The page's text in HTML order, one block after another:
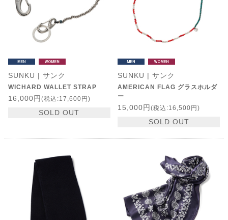
SUNKU | サンク
WICHARD WALLET STRAP
16,000円(税込:17,600円)
SOLD OUT
SUNKU | サンク
AMERICAN FLAG グラスホルダ
ー
15,000円(税込:16,500円)
SOLD OUT